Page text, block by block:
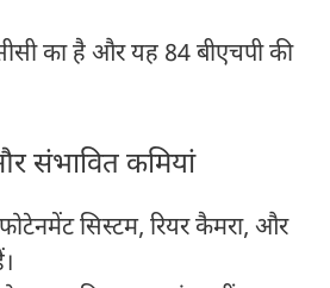
का है और यह 84 बीएचपी की
संभावित कमियां
सिस्टम, रियर कैमरा, और